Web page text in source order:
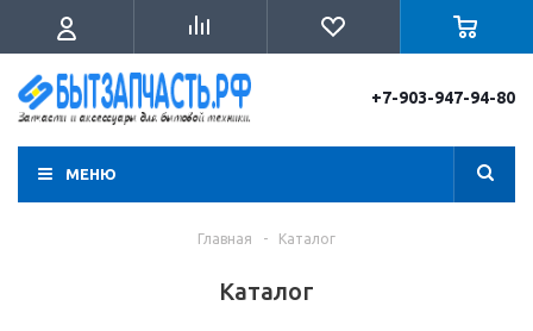
+7-903-947-94-80
МЕНЮ
Главная - Каталог
Каталог